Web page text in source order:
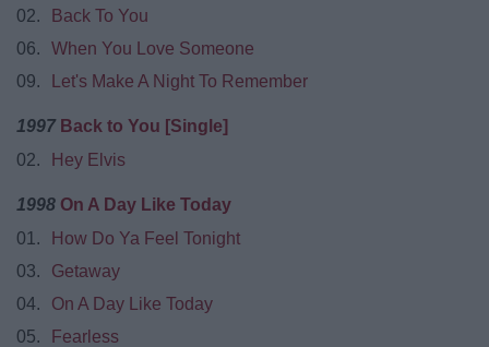
02.
Back To You
06.
When You Love Someone
09.
Let's Make A Night To Remember
1997 Back to You [Single]
02.
Hey Elvis
1998 On A Day Like Today
01.
How Do Ya Feel Tonight
03.
Getaway
04.
On A Day Like Today
05.
Fearless